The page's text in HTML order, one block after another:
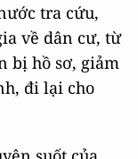
tra cứu,
về dân cư, từ
bị hồ sơ, giảm
đi lại cho